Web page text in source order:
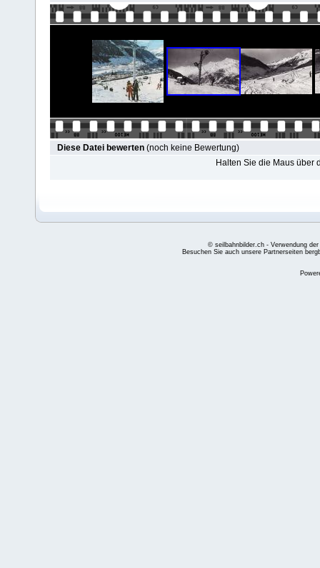
Diese Datei bewerten (noch keine Bewertung)
Halten Sie die Maus über
© seilbahnbilder.ch - Verwendung
Besuchen Sie auch unsere Partnerseiten